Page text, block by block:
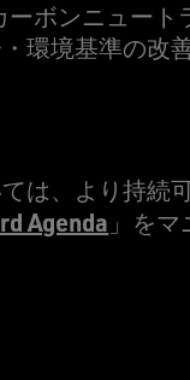
ーボンニュー
環境基準の改
は、より持続
Agenda 」を